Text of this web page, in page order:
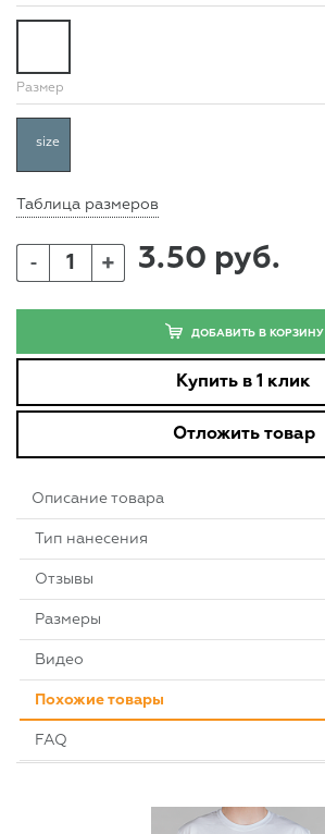
Размер
size
Таблица размеров
- + 3.50 руб.
ДОБАВИТЬ В КОРЗИНУ
Купить в 1 клик
Отложить товар
Описание товара
Тип нанесения
Отзывы
Размеры
Видео
Похожие товары
FAQ